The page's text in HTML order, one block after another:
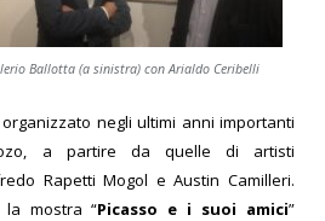
Ballotta (a sinistra) con Arialdo Ceribelli
negli ultimi anni importanti
a partire da quelle di artisti
Rapetti Mogol e Austin Camilleri.
la mostra “Picasso e i suoi amici”